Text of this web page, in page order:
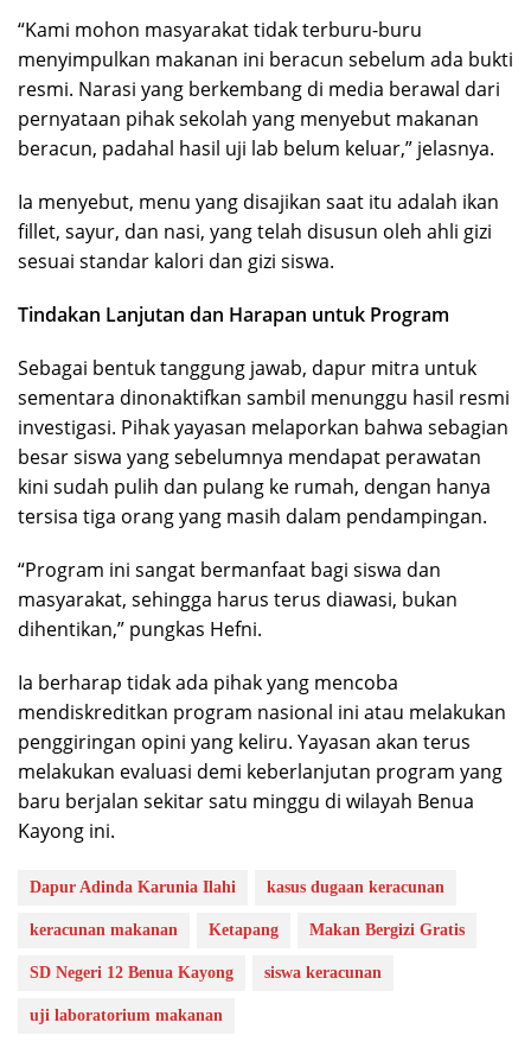
“Kami mohon masyarakat tidak terburu-buru
menyimpulkan makanan ini beracun sebelum ada bukti
resmi. Narasi yang berkembang di media berawal dari
pernyataan pihak sekolah yang menyebut makanan
beracun, padahal hasil uji lab belum keluar,” jelasnya.
Ia menyebut, menu yang disajikan saat itu adalah ikan
fillet, sayur, dan nasi, yang telah disusun oleh ahli gizi
sesuai standar kalori dan gizi siswa.
Tindakan Lanjutan dan Harapan untuk Program
Sebagai bentuk tanggung jawab, dapur mitra untuk
sementara dinonaktifkan sambil menunggu hasil resmi
investigasi. Pihak yayasan melaporkan bahwa sebagian
besar siswa yang sebelumnya mendapat perawatan
kini sudah pulih dan pulang ke rumah, dengan hanya
tersisa tiga orang yang masih dalam pendampingan.
“Program ini sangat bermanfaat bagi siswa dan
masyarakat, sehingga harus terus diawasi, bukan
dihentikan,” pungkas Hefni.
Ia berharap tidak ada pihak yang mencoba
mendiskreditkan program nasional ini atau melakukan
penggiringan opini yang keliru. Yayasan akan terus
melakukan evaluasi demi keberlanjutan program yang
baru berjalan sekitar satu minggu di wilayah Benua
Kayong ini.
Dapur Adinda Karunia Ilahi kasus dugaan keracunan
keracunan makanan Ketapang Makan Bergizi Gratis
SD Negeri 12 Benua Kayong siswa keracunan
uji laboratorium makanan